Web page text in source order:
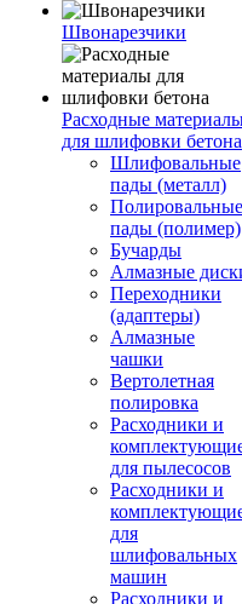
Швонарезчики
Расходные
для шлифовки бетона
Шлифовальные
пады (металл)
Полировальные
пады (полимер)
Бучарды
Алмазные
Переходники
(адаптеры)
Алмазные
чашки
Вертолетная
полировка
Расходники и
для пылесосов
Расходники и
для
шлифовальных
машин
Расходники и